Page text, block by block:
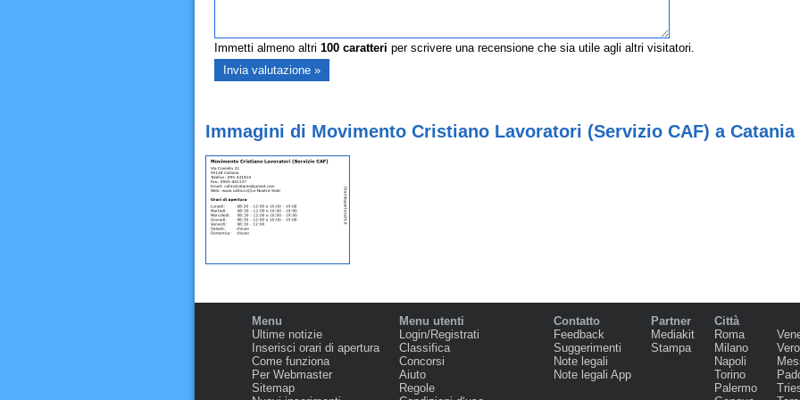
Immetti almeno altri 100caratteri per scrivere una recensione che sia utile agli altri visitatori.
Immagini di Movimento Cristiano Lavoratori (Servizio CAF) a Catania
Menu
Ultime notizie
Inserisci orari di apertura
Come funziona
Per Webmaster
Sitemap
Menu utenti
Login/Registrati
Classifica
Concorsi
Aiuto
Regole
Contatto
Feedback
Suggerimenti
Note legali
Note legali App
Partner
Mediakit
Stampa
Città
Roma
Milano
Napoli
Torino
Palermo